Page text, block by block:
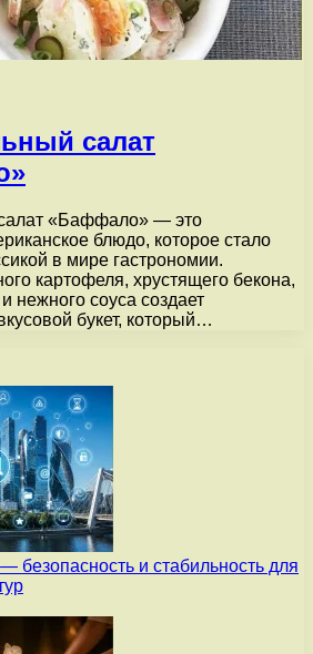
салат
«Баффало» — это
блюдо, которое стало
в мире гастрономии.
картофеля, хрустящего бекона,
нежного соуса создает
букет, который…
безопасность и стабильность для